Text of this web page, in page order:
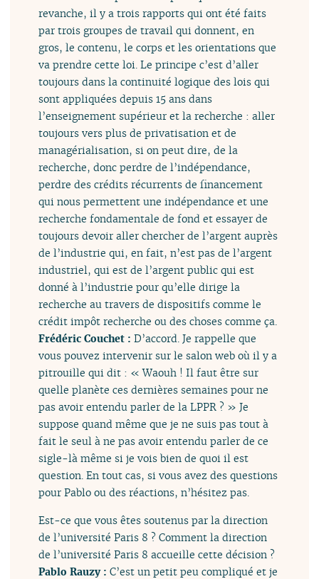
revanche, il y a trois rapports qui ont été faits
par trois groupes de travail qui donnent, en
gros, le contenu, le corps et les orientations que
va prendre cette loi. Le principe c’est d’aller
toujours dans la continuité logique des lois qui
sont appliquées depuis 15 ans dans
l’enseignement supérieur et la recherche : aller
toujours vers plus de privatisation et de
managérialisation, si on peut dire, de la
recherche, donc perdre de l’indépendance,
perdre des crédits récurrents de financement
qui nous permettent une indépendance et une
recherche fondamentale de fond et essayer de
toujours devoir aller chercher de l’argent auprès
de l’industrie qui, en fait, n’est pas de l’argent
industriel, qui est de l’argent public qui est
donné à l’industrie pour qu’elle dirige la
recherche au travers de dispositifs comme le
crédit impôt recherche ou des choses comme ça.
Frédéric Couchet :D’accord. Je rappelle que
vous pouvez intervenir sur le salon web où il y a
pitrouille qui dit : « Waouh ! Il faut être sur
quelle planète ces dernières semaines pour ne
pas avoir entendu parler de la LPPR ? » Je
suppose quand même que je ne suis pas tout à
fait le seul à ne pas avoir entendu parler de ce
sigle-là même si je vois bien de quoi il est
question. En tout cas, si vous avez des questions
pour Pablo ou des réactions, n’hésitez pas.
Est-ce que vous êtes soutenus par la direction
de l’université Paris 8 ? Comment la direction
de l’université Paris 8 accueille cette décision ?
Pablo Rauzy :C’est un petit peu compliqué et je